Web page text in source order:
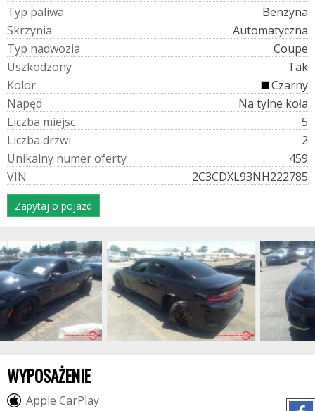
Typ paliwa
Benzyna
Skrzynia
Automatyczna
Typ nadwozia
Coupe
Uszkodzony
Tak
Kolor
Czarny
Napęd
Na tylne koła
Liczba miejsc
5
Liczba drzwi
2
Unikalny numeroferty
459
VIN 2C3CDXL93NH222785
Zapytaj o pojazd
WYPOSAŻENIE
Apple CarPlay